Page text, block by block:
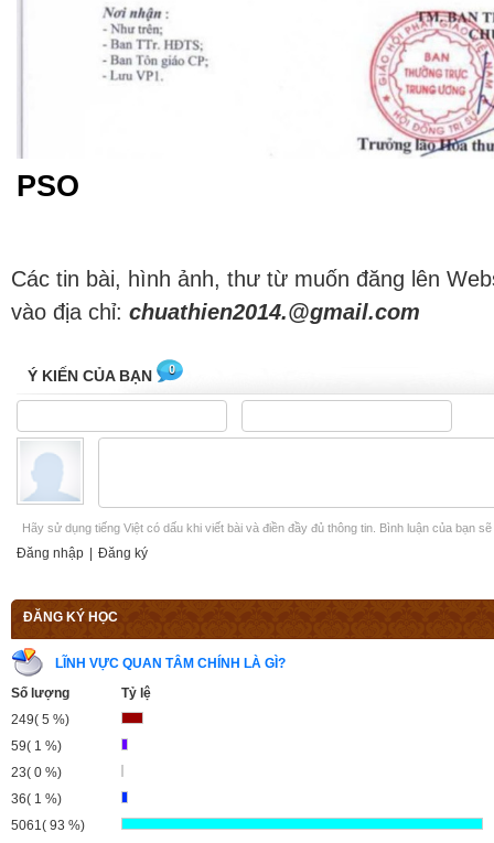
PSO
Các tin bài, hình ảnh, thư từ muốn đăng lên
vào địa chỉ: chuathien2014.@gmail.com
Ý KIẾN CỦA BẠN 0
Hãy sử dụng tiếng Việt có dấu khi viết bài và điền đầy đủ thông tin. Bình luận của bạn
Đăng nhập Đăng ký
ĐĂNG KÝ HỌC
LĨNH VỰC QUAN TÂM CHÍNH LÀ GÌ?
Số lượng
Tỷ lệ
249( 5 %)
59( 1 %)
23( 0 %)
36( 1 %)
5061( 93 %)